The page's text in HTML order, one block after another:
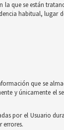
que se están
habitual, lugar
que se
y únicamente el
por el Usuario
errores.